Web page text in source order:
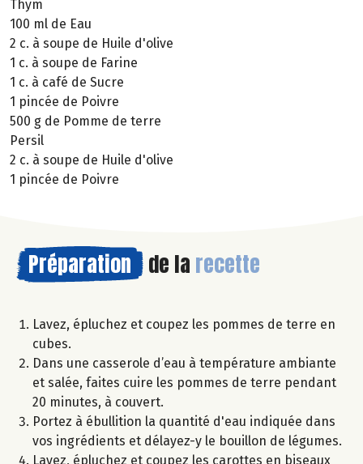
Thym
100 ml de Eau
2 c. à soupe de Huile d'olive
1 c. à soupe de Farine
1 c. à café de Sucre
1 pincée de Poivre
500 g de Pomme de terre
Persil
2 c. à soupe de Huile d'olive
1 pincée de Poivre
Préparation de la recette
Lavez, épluchez et coupez les pommes de terre en
cubes.
Dans une casserole d’eau à température ambiante
et salée, faites cuire les pommes de terre pendant
20 minutes, à couvert.
Portez à ébullition la quantité d'eau indiquée dans
vos ingrédients et délayez-y le bouillon de légumes.
Lavez, épluchez et coupez les carottes en biseaux